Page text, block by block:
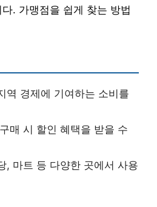
. 가맹점을 쉽게 찾는 방법
역 경제에 기여하는 소비를
매 시 할인 혜택을 받을 수
, 마트 등 다양한 곳에서 사용